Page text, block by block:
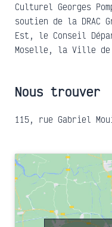
Culturel Georges
soutien de la DRAC
Est, le Conseil
Moselle, la Ville de
Nous trouver
115, rue Gabriel